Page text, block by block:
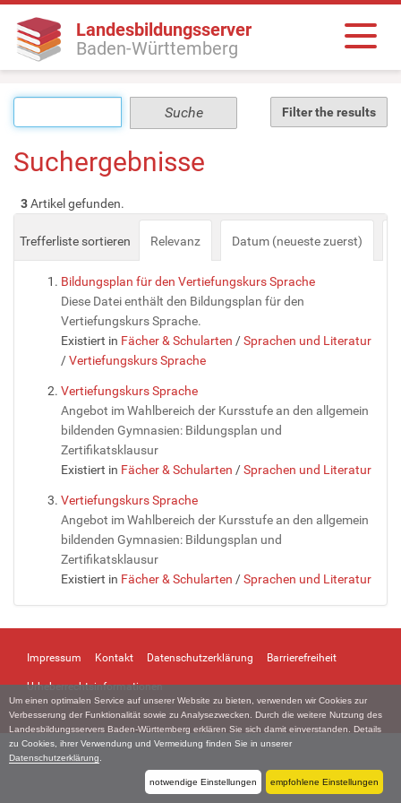
Um einen optimalen Service auf unserer Website zu bieten, verwenden wir Cookies zur
Verbesserung der Funktionalität sowie zu Analysezwecken. Durch die weitere Nutzung des
Landesbildungsservers Baden-Württemberg erklären Sie sich damit einverstanden. Details
zu Cookies, ihrer Verwendung und Vermeidung finden Sie in unserer
Datenschutzerklärung
notwendige Einstellungen empfohlene Einstellungen
Landesbildungsserver
Baden-Württemberg
Filter the results
Suchergebnisse
3Artikel gefunden.
Trefferliste sortieren Relevanz Datum (neueste zuerst)
Bildungsplan für den Vertiefungskurs Sprache
Diese Datei enthält den Bildungsplan für den
Vertiefungskurs Sprache.
Existiert in Fächer & Schularten /Sprachen und Literatur
/Vertiefungskurs Sprache
Vertiefungskurs Sprache
Angebot im Wahlbereich der Kursstufe an den allgemein
bildenden Gymnasien: Bildungsplan und
Zertifikatsklausur
Existiert in Fächer & Schularten /Sprachen und Literatur
Vertiefungskurs Sprache
Angebot im Wahlbereich der Kursstufe an den allgemein
bildenden Gymnasien: Bildungsplan und
Zertifikatsklausur
Existiert in Fächer & Schularten /Sprachen und Literatur
Impressum Kontakt Datenschutzerklärung Barrierefreiheit
Urheberrechtsinformationen